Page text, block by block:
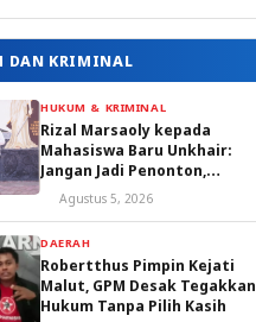
DAN KRIMINAL
HUKUM & KRIMINAL
Rizal Marsaoly kepada
Mahasiswa Baru Unkhair:
Jangan Jadi Penonton,
Jadilah Penggerak Masa
Depan Ternate dan Maluku
Agustus 5, 2026
DAERAH
Robertthus Pimpin Kejati
Malut, GPM Desak Tegakkan
Hukum Tanpa Pilih Kasih